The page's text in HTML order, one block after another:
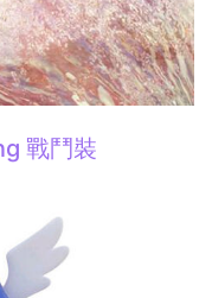
戰鬥裝